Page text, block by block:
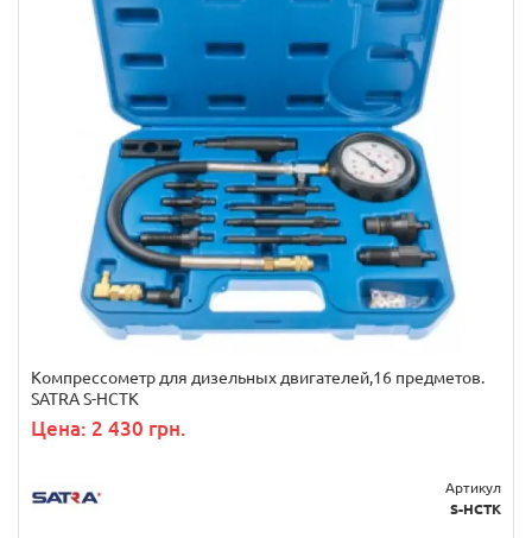
Компрессометр для дизельных двигателей,16 предметов.
SATRA S-HCTK
Цена: 2 430 грн.
Артикул
S-HCTK